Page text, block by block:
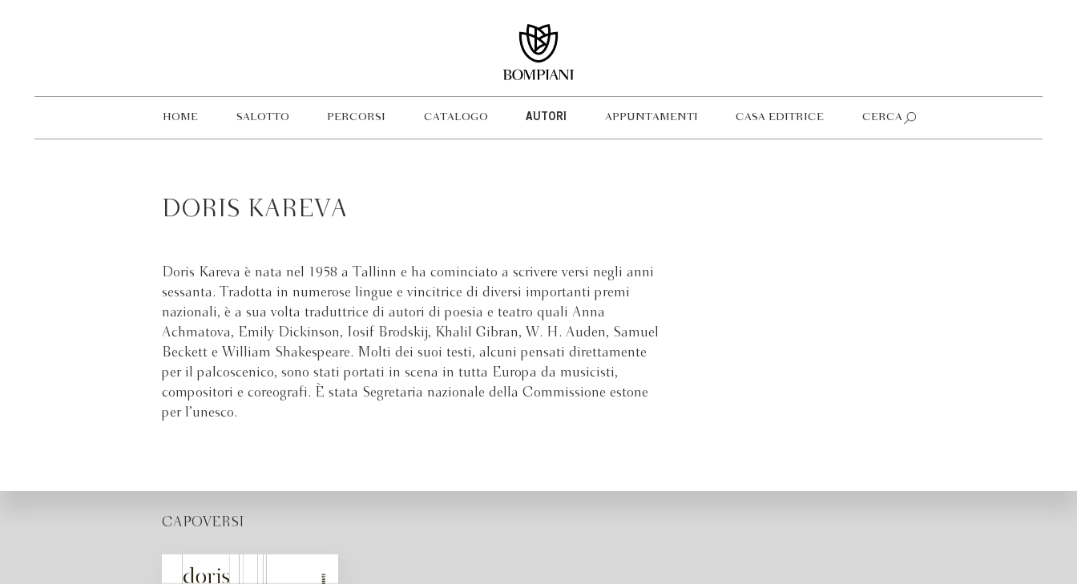
HOME SALOTTO PERCORSI CATALOGO AUTORI APPUNTAMENTI CASA EDITRICE CERCA
DORIS KAREVA
Doris Kareva è nata nel 1958 a Tallinn e ha cominciato a scrivere versi negli anni
sessanta. Tradotta in numerose lingue e vincitrice di diversi importanti premi
nazionali, è a sua volta traduttrice di autori di poesia e teatro quali Anna
Achmatova, Emily Dickinson, Iosif Brodskij, Khalil Gibran, W. H. Auden, Samuel
Beckett e William Shakespeare. Molti dei suoi testi, alcuni pensati direttamente
per il palcoscenico, sono stati portati in scena in tutta Europa da musicisti,
compositori e coreografi. È stata Segretaria nazionale della Commissione estone
per l’unesco.
CAPOVERSI